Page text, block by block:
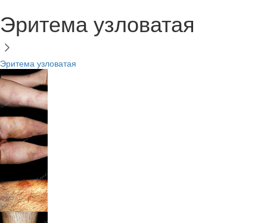
Эритема узловатая
Эритема узловатая